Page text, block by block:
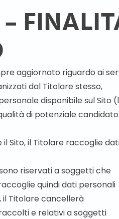
aggiornato riguardo ai
dal Titolare stesso,
disponibile sul Sito
di potenziale candidato
Sito, il Titolare raccoglie
riservati a soggetti che
quindi dati personali
il Titolare cancellerà
e relativi a soggetti